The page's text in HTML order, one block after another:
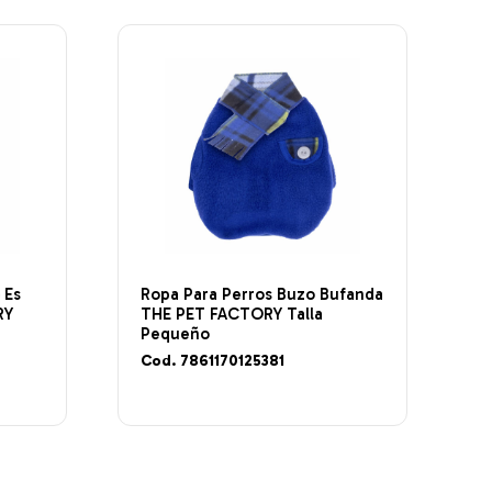
Ropa Para Perros Buzo Bufanda
THE PET FACTORY Talla
Pequeño
Cod. 7861170125381